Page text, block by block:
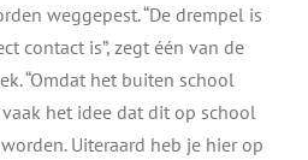
weggepest. “De drempel is
contact is”, zegt één van de
“Omdat het buiten school
het idee dat dit op school
Uiteraard heb je hier op